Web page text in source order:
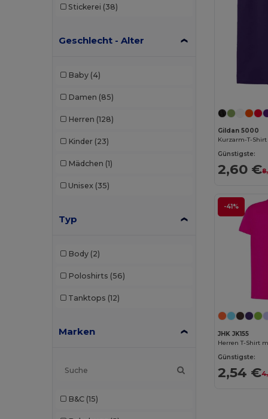
Stickerei (38)
Geschlecht - Alter
Baby (4)
Damen (85)
Herren (128)
Kinder (23)
Mädchen (1)
Unisex (35)
Typ
Body (2)
Poloshirts (56)
Tanktops (12)
Marken
B&C (15)
Gildan 5000
Kurzarm-T-Shirt
Günstigste:
2,60 €
-41%
JHK JK155
Günstigste:
2,54 €